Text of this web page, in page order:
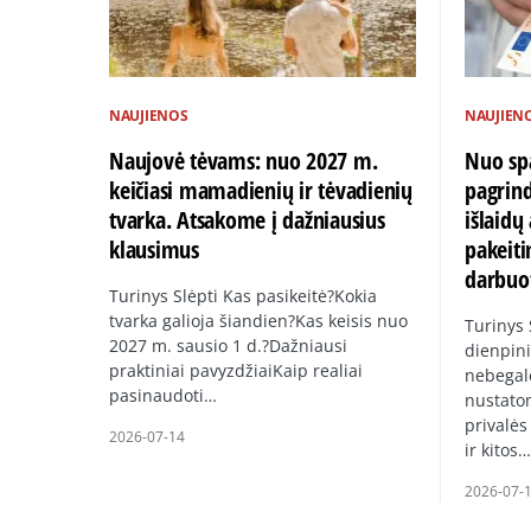
NAUJIENOS
Naujovė tėvams: nuo 2027 m.
keičiasi mamadienių ir tėvadienių
tvarka. Atsakome į dažniausius
klausimus
Turinys Slėpti Kas pasikeitė?Kokia
tvarka galioja šiandien?Kas keisis nuo
2027 m. sausio 1 d.?Dažniausi
praktiniai pavyzdžiaiKaip realiai
pasinaudoti…
2026-07-14
Nuo
Turinys
ir kitos…
2026-07-